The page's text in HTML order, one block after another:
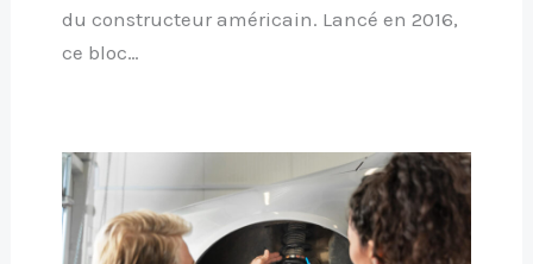
du constructeur américain. Lancé en 2016,
ce bloc…